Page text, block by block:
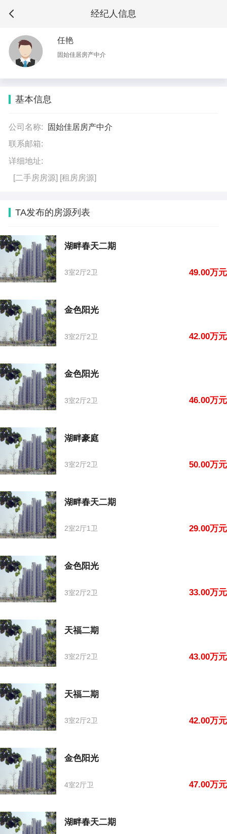
经纪人信息
任艳
固始佳居房产中介
基本信息
公司名称:
固始佳居房产中介
联系邮箱:
详细地址:
[二手房房源] [租房房源]
TA发布的房源列表
湖畔春天二期
3室2厅2卫 49.00万元
金色阳光
3室2厅2卫 42.00万元
金色阳光
3室2厅2卫 46.00万元
湖畔豪庭
3室2厅2卫 50.00万元
湖畔春天二期
2室2厅1卫 29.00万元
金色阳光
3室2厅2卫 33.00万元
天福二期
3室2厅2卫 43.00万元
天福二期
3室2厅2卫 42.00万元
金色阳光
4室2厅卫 47.00万元
湖畔春天二期